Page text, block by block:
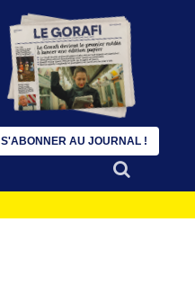
S'ABONNER AU JOURNAL !